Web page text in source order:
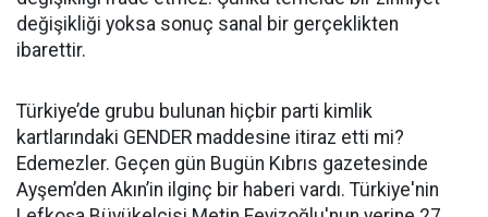
değişikliği yoksa sonuç sanal bir gerçeklikten
ibarettir.
Türkiye’de grubu bulunan hiçbir parti kimlik
kartlarındaki GENDER maddesine itiraz etti mi?
Edemezler. Geçen gün Bugün Kıbrıs gazetesinde
Ayşem’den Akın’in ilginç bir haberi vardı. Türkiye'nin